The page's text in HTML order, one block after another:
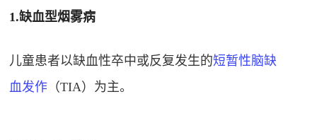
1.缺血型烟雾病
儿童患者以缺血性卒中或反复发生的短暂性脑缺
血发作 （TIA）为主。